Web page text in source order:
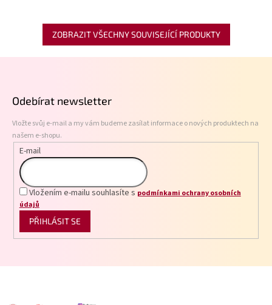
ZOBRAZIT VŠECHNY SOUVISEJÍCÍ PRODUKTY
Odebírat newsletter
Vložte svůj e-mail a my vám budeme zasílat informace o nových produktech na
našem e-shopu.
E-mail
Vložením e-mailu souhlasíte s podmínkami ochrany osobních
údajů
PŘIHLÁSIT SE